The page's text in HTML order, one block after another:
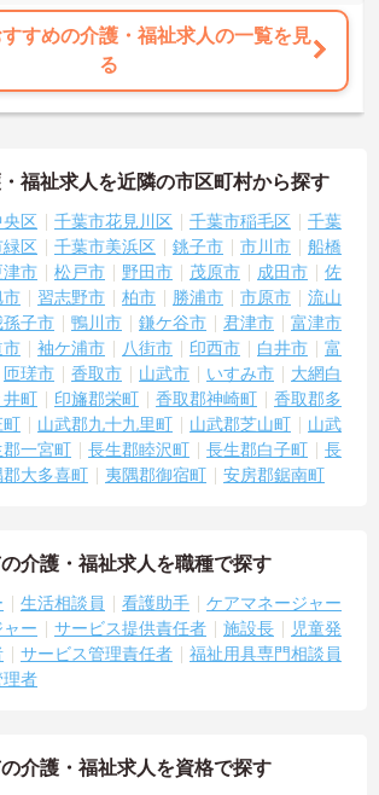
すめの介護・福祉求人の一覧を見
る
福祉求人を近隣の市区町村から探す
央区 千葉市花見川区 千葉市稲毛区
千葉
緑区 千葉市美浜区 銚子市 市川市
船橋
津市 松戸市 野田市 茂原市 成田市
佐
市 習志野市 柏市 勝浦市 市原市
流山
孫子市 鴨川市 鎌ケ谷市 君津市
富津市
市 袖ケ浦市 八街市 印西市 白井市
富
匝瑳市 香取市 山武市 いすみ市
大網白
井町 印旛郡栄町 香取郡神崎町
香取郡多
町 山武郡九十九里町 山武郡芝山町
山武
郡一宮町 長生郡睦沢町 長生郡白子町
長
郡大多喜町 夷隅郡御宿町 安房郡鋸南町
介護・福祉求人を職種で探す
生活相談員 看護助手
ケアマネージャー
ー
サービス提供責任者 施設長
児童発
サービス管理責任者
福祉用具専門相談員
理者
介護・福祉求人を資格で探す